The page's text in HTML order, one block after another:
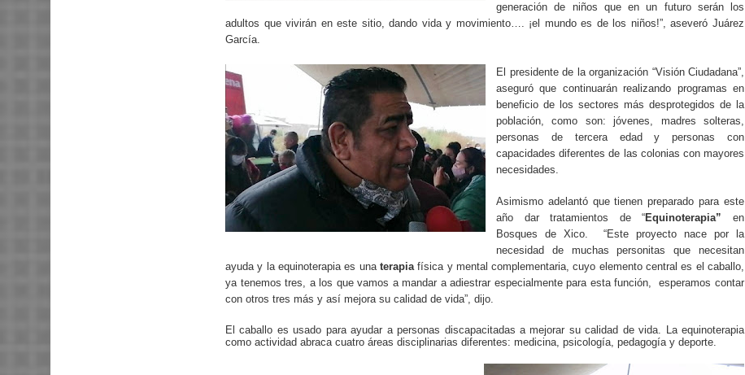
generación de niños que en un futuro serán los
adultos que vivirán en este sitio, dando vida y movimiento…. ¡el mundo es de los niños!”, aseveró Juárez
García.
El presidente de la organización “Visión Ciudadana”,
aseguró que continuarán realizando programas en
beneficio de los sectores más desprotegidos de la
población, como son: jóvenes, madres solteras,
personas de tercera edad y personas con
capacidades diferentes de las colonias con mayores
necesidades.
Asimismo adelantó que tienen preparado para este
año dar tratamientos de “Equinoterapia” en
Bosques de Xico. “Este proyecto nace por la
necesidad de muchas personitas que necesitan
ayuda y la equinoterapia es una terapiafísica y mental complementaria, cuyo elemento central es el caballo,
ya tenemos tres, a los que vamos a mandar a adiestrar especialmente para esta función, esperamos contar
con otros tres más y así mejora su calidad de vida”, dijo.
El caballo es usado para ayudar a personas discapacitadas a mejorar su calidad de vida. La equinoterapia
como actividad abraca cuatro áreas disciplinarias diferentes: medicina, psicología, pedagogía y deporte.